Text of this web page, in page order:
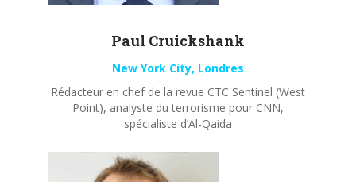
Paul Cruickshank
New York City, Londres
Rédacteur en chef de la revue CTC Sentinel (West
Point), analyste du terrorisme pour CNN,
spécialiste d’Al-Qaida